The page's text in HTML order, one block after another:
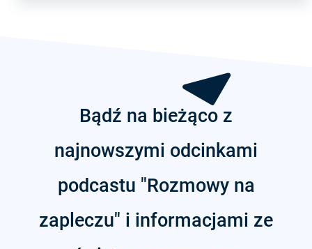
Bądź na bieżąco z
najnowszymi odcinkami
podcastu "Rozmowy na
zapleczu" i informacjami ze